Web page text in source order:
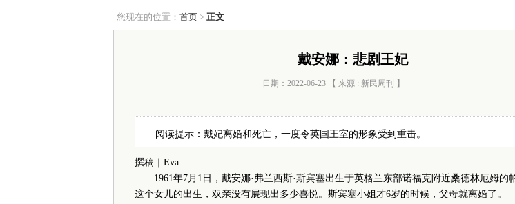
您现在的位置： 首页> 正文
戴安娜：悲剧王妃
日期：2022-06-23 【 来源 : 新民周刊 】
阅读提示：戴妃离婚和死亡，一度令英国王室的形象受到重击。
撰稿｜Eva
1961年7月1日，戴安娜·弗兰西斯·斯宾塞出生于英格兰东部诺福克附近桑德林厄姆的
这个女儿的出生，双亲没有展现出多少喜悦。斯宾塞小姐才6岁的时候，父母就离婚了。